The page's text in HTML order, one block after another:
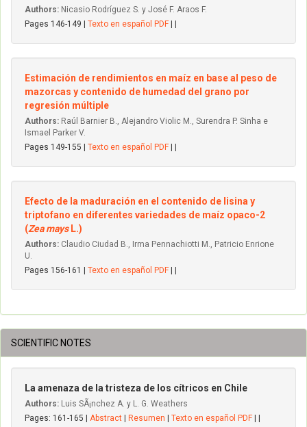
Authors: Nicasio Rodríguez S. y José F. Araos F.
Pages 146-149 | Texto en español PDF
Estimación de rendimientos en maíz en base al peso de
mazorcas y contenido de humedad del grano por
regresión múltiple
Authors: Raúl Barnier B., Alejandro Violic M., Surendra P. Sinha e
Ismael Parker V.
Pages 149-155 | Texto en español PDF
Efecto de la maduración en el contenido de lisina y
triptofano en diferentes variedades de maíz opaco-2
(Zea mays L.)
Authors: Claudio Ciudad B., Irma Pennachiotti M., Patricio Enrione
U.
Pages 156-161 | Texto en español PDF
SCIENTIFIC NOTES
La amenaza de la tristeza de los cítricos en Chile
Authors: Luis SÃ¡nchez A. y L. G. Weathers
Pages: 161-165 | Abstract Resumen Texto en español PDF